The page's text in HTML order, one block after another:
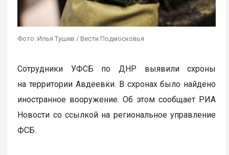
Фото: Илья Тушев / Вести Подмосковья
Сотрудники УФСБ по ДНР выявили схроны
на территории Авдеевки. В схронах было найдено
иностранное вооружение. Об этом сообщает РИА
Новости со ссылкой на региональное управление
ФСБ.